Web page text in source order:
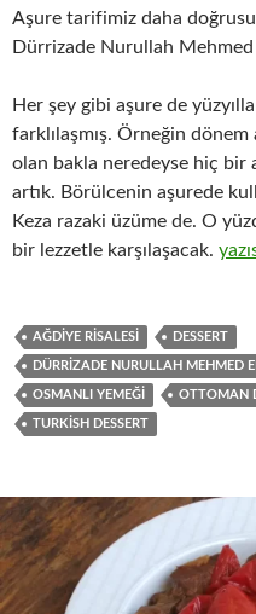
Aşure tarifimiz daha
Dürrizade Nurullah Mehmed
Her şey gibi aşure de
farklılaşmış. Örneğin
olan bakla neredeyse hiç
artık. Börülcenin aşurede
Keza razaki üzüme de. O
bir lezzetle karşılaşacak.
AĞDIYE RISALESI DESSERT
DÜRRIZADE NURULLAH MEHMED
OSMANLI YEMEĞI OTTOMAN
TURKISH DESSERT